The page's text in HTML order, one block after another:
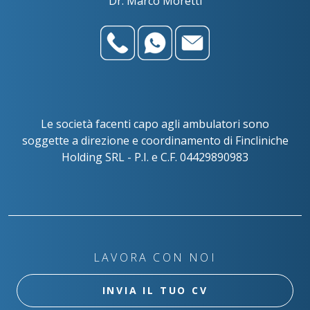
Le società facenti capo agli ambulatori sono
soggette a direzione e coordinamento di Fincliniche
Holding SRL - P.I. e C.F. 04429890983
LAVORA CON NOI
INVIA IL TUO CV